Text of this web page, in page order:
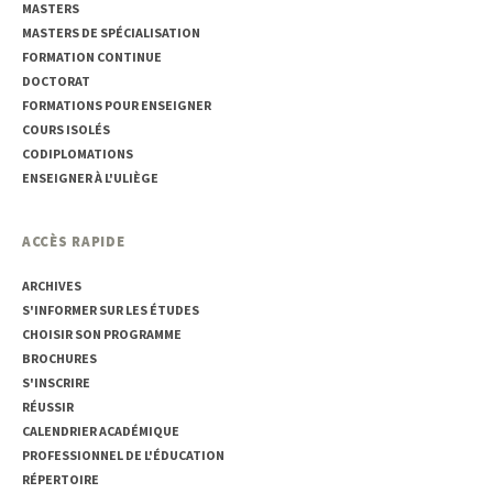
MASTERS
MASTERS DE SPÉCIALISATION
FORMATION CONTINUE
DOCTORAT
FORMATIONS POUR ENSEIGNER
COURS ISOLÉS
CODIPLOMATIONS
ENSEIGNER À L'ULIÈGE
ACCÈS RAPIDE
ARCHIVES
S'INFORMER SUR LES ÉTUDES
CHOISIR SON PROGRAMME
BROCHURES
S'INSCRIRE
RÉUSSIR
CALENDRIER ACADÉMIQUE
PROFESSIONNEL DE L'ÉDUCATION
RÉPERTOIRE